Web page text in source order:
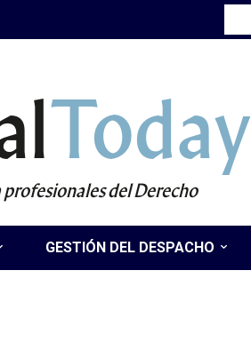
Today
profesionales del Derecho
GESTIÓN DEL DESPACHO